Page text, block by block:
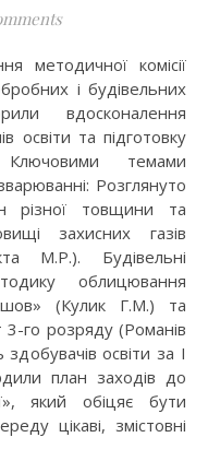
і будівельних
вдосконалення
освіти та підготовку
темами
Розглянуто
різної товщини та
захисних газів
М.Р.). Будівельні
облицювання
(Кулик Г.М.) та
3-го розряду (Романів
освіти за І
план заходів до
який обіцяє бути
цікаві, змістовні